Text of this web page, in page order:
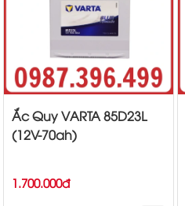
Ắc Quy VARTA 85D23L
(12V-70ah)
1.700.000đ